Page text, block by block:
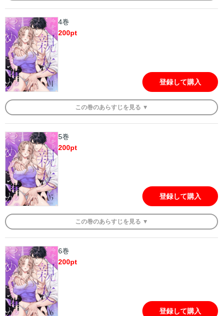
4巻
200pt
登録して購入
この巻のあらすじを 見る ▼
5巻
200pt
登録して購入
この巻のあらすじを 見る ▼
6巻
200pt
登録して購入